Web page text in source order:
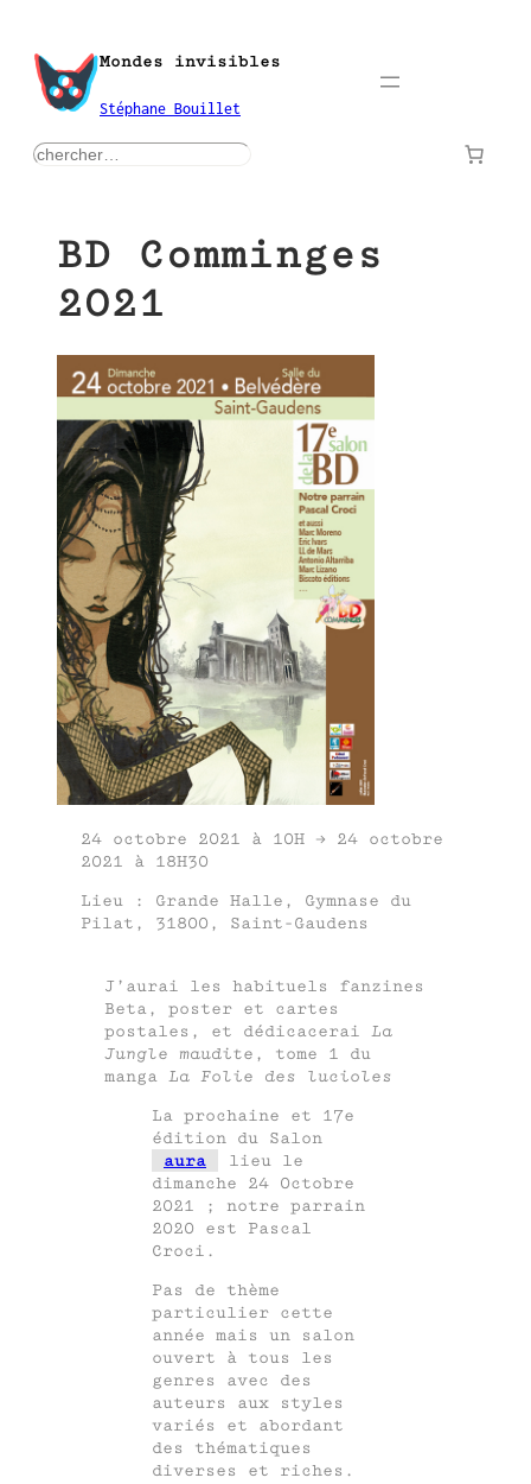
contenu
Mondes invisibles
Stéphane Bouillet
rechercher
BD Comminges
2021
24 octobre 2021 à 10H → 24 octobre
2021 à 18H30
Lieu : Grande Halle, Gymnase du
Pilat, 31800, Saint-Gaudens
J’aurai les habituels fanzines
Beta, poster et cartes
postales, et dédicacerai La
Jungle maudite , tome 1 du
manga La Folie des lucioles
La prochaine et 17e
édition du Salon
aura
lieu le
dimanche 24 Octobre
2021 ; notre parrain
2020 est Pascal
Croci.
Pas de thème
particulier cette
année mais un salon
ouvert à tous les
genres avec des
auteurs aux styles
variés et abordant
des thématiques
diverses et riches.